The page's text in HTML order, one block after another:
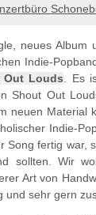
neues Album
Indie-
Out Louds. Es
Shout Out
neuen Material
Indie-
Song fertig war,
sollten. Wir
Art von
und sehr gern